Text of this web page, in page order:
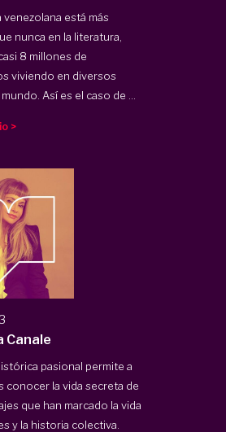
venezolana está más
nunca en la literatura,
8 millones de
viviendo en diversos
Así es el caso de ...
>
Canale
pasional permite a
conocer la vida secreta de
que han marcado la vida
y la historia colectiva.